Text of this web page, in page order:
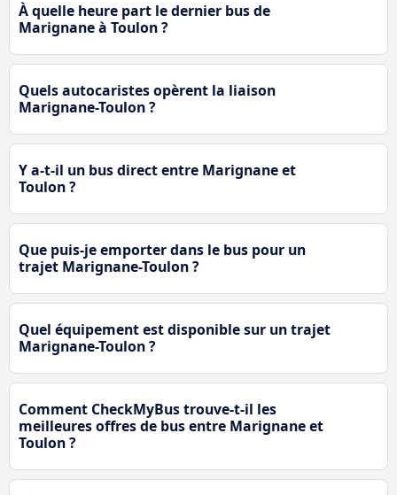
À quelle heure part le dernier bus de
Marignane à Toulon ?
Quels autocaristes opèrent la liaison
Marignane-Toulon ?
Y a-t-il un bus direct entre Marignane et
Toulon ?
Que puis-je emporter dans le bus pour un
trajet Marignane-Toulon ?
Quel équipement est disponible sur un trajet
Marignane-Toulon ?
Comment CheckMyBus trouve-t-il les
meilleures offres de bus entre Marignane et
Toulon ?